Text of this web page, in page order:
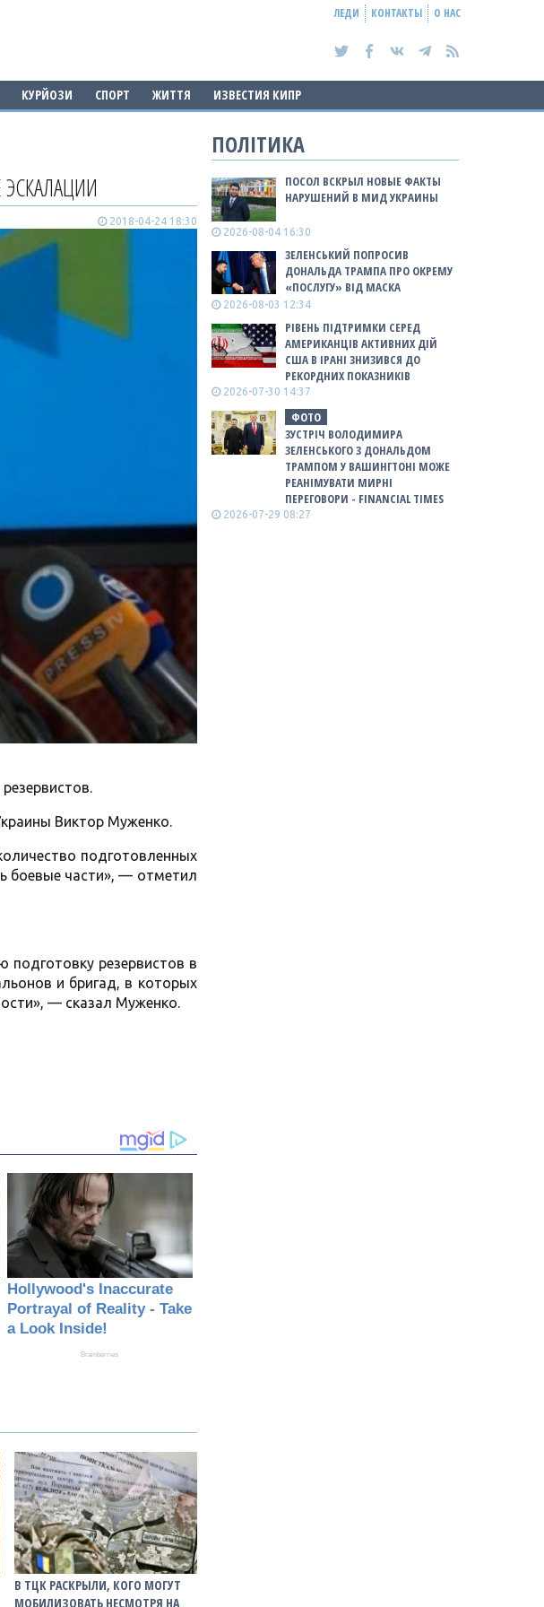
ЛЕДИ КОНТАКТЫ О НАС
КУРЙОЗИ СПОРТ ЖИТТЯ ИЗВЕСТИЯ КИПР
2018-04-24 18:30
Виктор Муженко.
подготовленных
боевые части», — отметил
резервистов в
и бригад, в которых
— сказал Муженко.
В ТЦК РАСКРЫЛИ, КОГО МОГУТ
МОБИЛИЗОВАТЬ НЕСМОТРЯ НА
ПОЛІТИКА
ПОСОЛ ВСКРЫЛ НОВЫЕ ФАКТЫ
НАРУШЕНИЙ В МИД УКРАИНЫ
2026-08-04 16:30
ЗЕЛЕНСЬКИЙ ПОПРОСИВ
ДОНАЛЬДА ТРАМПА ПРО ОКРЕМУ
«ПОСЛУГУ» ВІД МАСКА
2026-08-03 12:34
РІВЕНЬ ПІДТРИМКИ СЕРЕД
АМЕРИКАНЦІВ АКТИВНИХ ДІЙ
США В ІРАНІ ЗНИЗИВСЯ ДО
РЕКОРДНИХ ПОКАЗНИКІВ
2026-07-30 14:37
ФОТО
ЗУСТРІЧ ВОЛОДИМИРА
ЗЕЛЕНСЬКОГО З ДОНАЛЬДОМ
ТРАМПОМ У ВАШИНГТОНІ МОЖЕ
РЕАНІМУВАТИ МИРНІ
ПЕРЕГОВОРИ - FINANCIAL TIMES
2026-07-29 08:27